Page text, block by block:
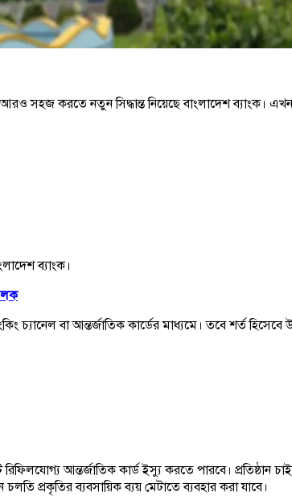
সহজ করতে নতুন সিদ্ধান্ত নিয়েছে বাংলাদেশ ব্যাংক।
ব্যাংক।
চ্যানেল বা আন্তর্জাতিক কার্ডের মাধ্যমে। তবে শর্ত
আন্তর্জাতিক কার্ড ইস্যু করতে পারবে। প্রতিষ্ঠান
প্রকৃতির ব্যবসায়িক ব্যয় মেটাতে ব্যবহার করা যাবে।